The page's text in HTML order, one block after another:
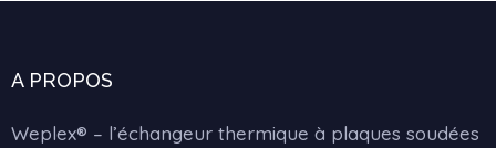
A PROPOS
Weplex® – l’échangeur thermique à plaques soudées